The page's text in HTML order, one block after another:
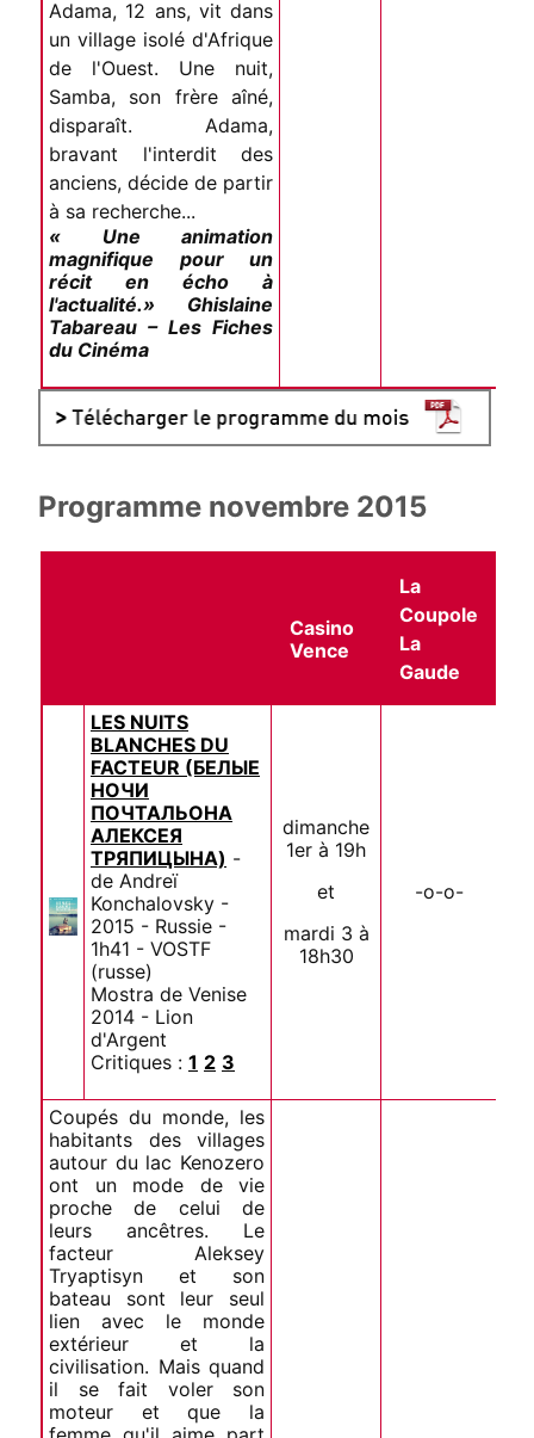
Adama, 12 ans, vit dans
un village isolé d'Afrique
de l'Ouest. Une nuit,
Samba, son frère aîné,
disparaît. Adama,
bravant l'interdit des
anciens, décide de partir
à sa recherche...
« Une animation
magnifique pour un
récit en écho à
l'actualité.» Ghislaine
Tabareau – Les Fiches
du Cinéma
Programme novembre 2015
Casino
Vence
La
Coupole
La
Gaude
LES NUITS
BLANCHES DU
FACTEUR (БЕЛЫЕ
НОЧИ
ПОЧТАЛЬОНА
АЛЕКСЕЯ
ТРЯПИЦЫНА) -
de Andreï
Konchalovsky -
2015 - Russie -
1h41 - VOSTF
(russe)
Mostra de Venise
2014 - Lion
d'Argent
Critiques : 1 2 3
dimanche
1er à 19h
et
mardi 3 à
18h30
-o-o-
Coupés du monde, les
habitants des villages
autour du lac Kenozero
ont un mode de vie
proche de celui de
leurs ancêtres. Le
facteur Aleksey
Tryaptisyn et son
bateau sont leur seul
lien avec le monde
extérieur et la
civilisation. Mais quand
il se fait voler son
moteur et que la